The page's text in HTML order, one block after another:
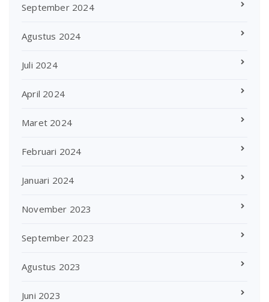
September 2024
Agustus 2024
Juli 2024
April 2024
Maret 2024
Februari 2024
Januari 2024
November 2023
September 2023
Agustus 2023
Juni 2023